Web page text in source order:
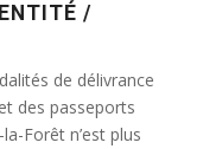
/
de délivrance
des passeports
Forêt n’est plus